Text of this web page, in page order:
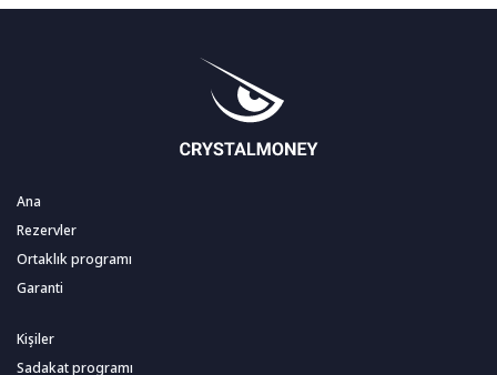
Ana
Rezervler
Ortaklık programı
Garanti
Kişiler
Sadakat programı